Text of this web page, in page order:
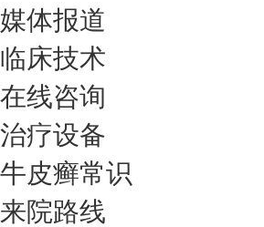
媒体报道
临床技术
在线咨询
治疗设备
牛皮癣常识
来院路线